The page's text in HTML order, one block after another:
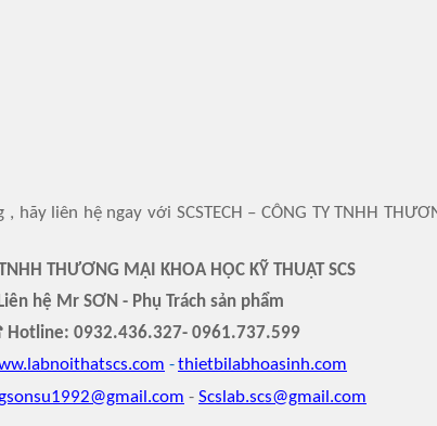
liên hệ ngay với SCSTECH – CÔNG TY TNHH
THƯƠNG MẠI KHOA HỌC KỸ THUẬT SCS
Liên hệ Mr SƠN - Phụ Trách sản phẩm
0932.436.327- 0961.737.599
-thietbilabhoasinh.com
- Scslab.scs@gmail.com